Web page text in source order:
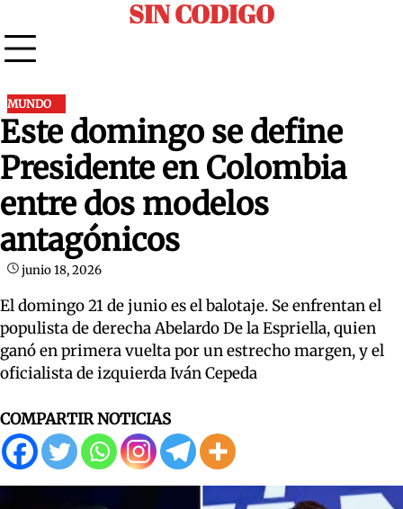
to
content
SIN CODIGO
MUNDO
Este domingo se define
Presidente en Colombia
entre dos modelos
antagónicos
junio 18, 2026
El domingo 21 de junio es el balotaje. Se enfrentan el
populista de derecha Abelardo De la Espriella, quien
ganó en primera vuelta por un estrecho margen, y el
oficialista de izquierda Iván Cepeda
COMPARTIR NOTICIAS